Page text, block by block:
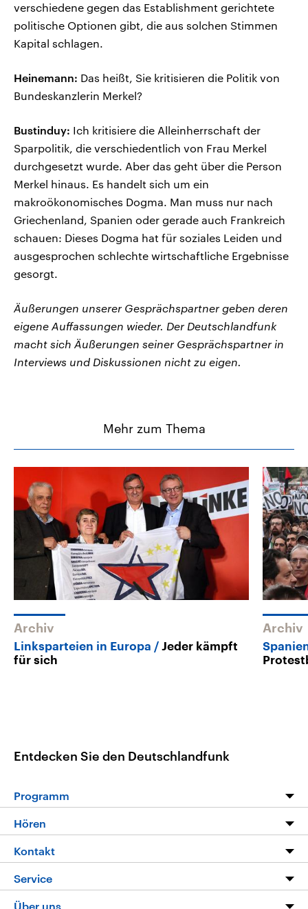
verschiedene gegen das Establishment gerichtete
politische Optionen gibt, die aus solchen Stimmen
Kapital schlagen.
Heinemann: Das heißt, Sie kritisieren die Politik von
Bundeskanzlerin Merkel?
Bustinduy: Ich kritisiere die Alleinherrschaft der
Sparpolitik, die verschiedentlich von Frau Merkel
durchgesetzt wurde. Aber das geht über die Person
Merkel hinaus. Es handelt sich um ein
makroökonomisches Dogma. Man muss nur nach
Griechenland, Spanien oder gerade auch Frankreich
schauen: Dieses Dogma hat für soziales Leiden und
ausgesprochen schlechte wirtschaftliche Ergebnisse
gesorgt.
Äußerungen unserer Gesprächspartner geben deren
eigene Auffassungen wieder. Der Deutschlandfunk
macht sich Äußerungen seiner Gesprächspartner in
Interviews und Diskussionen nicht zu eigen.
Mehr zum Thema
Archiv
Linksparteien in Europa
Jeder kämpft
für sich
Archiv
Entdecken Sie den Deutschlandfunk
Programm
Programm
Die Nachrichten
Nachrichtenleicht
Hören
Livestream
Podcasts
Kontakt
Hörerservice
Service
FAQ
Über uns